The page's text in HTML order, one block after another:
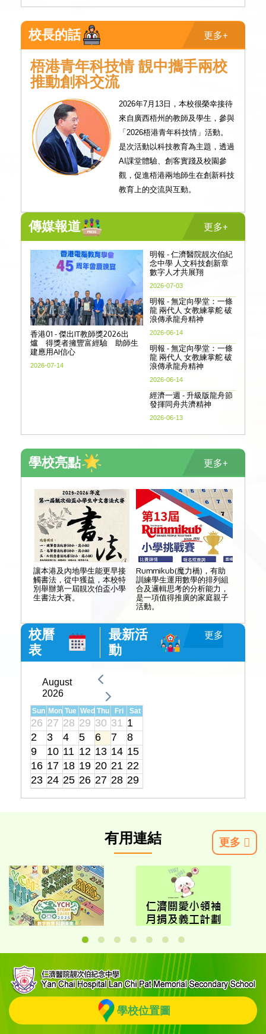
校長的話 更多+
梧港青年科技情 靚中攜手兩校
推動創科交流
2026年7月13日，本校很榮幸接待
來自廣西梧州的教師及學生，參與
「2026梧港青年科技情」活動。
是次活動以科技教育為主題，透過
AI課堂體驗、創客實踐及校園參
觀，促進梧港兩地師生在創新科技
教育上的交流與互動。
傳媒報道 更多+
香港01 - 傑出IT教師獎2026出
爐 得獎者擁豐富經驗 助師生
建應用AI信心
2026-07-14
明報 - 仁濟醫院靚次伯紀
念中學 人文科技創新章
數字人才共展翔
2026-07-03
明報 - 無定向學堂：一條
龍 兩代人 女教練掌舵 破
浪傳承龍舟精神
2026-06-14
明報 - 無定向學堂：一條
龍 兩代人 女教練掌舵 破
浪傳承龍舟精神
2026-06-14
經濟一週 - 升級版龍舟節
發揮同舟共濟精神
2026-06-13
學校亮點 更多+
讓本港及內地學生能更早接
觸書法，從中獲益，本校特
別舉辦第一屆靚次伯盃小學
生書法大賽。
Rummikub(魔力橋)，有助
訓練學生運用數學的排列組
合及邏輯思考的分析能力，
是一項值得推廣的家庭親子
活動。
校曆
表
最新活
動
更多
August
2026
Sun Mon Tue Wed Thu Fri Sat
26 27 28 29 30 31 1
2
3 4 5 6 7
8
9
10 11 12 13 14 15
16 17 18 19 20 21 22
23 24 25 26 27 28 29
有用連結 更多
學校位置圖